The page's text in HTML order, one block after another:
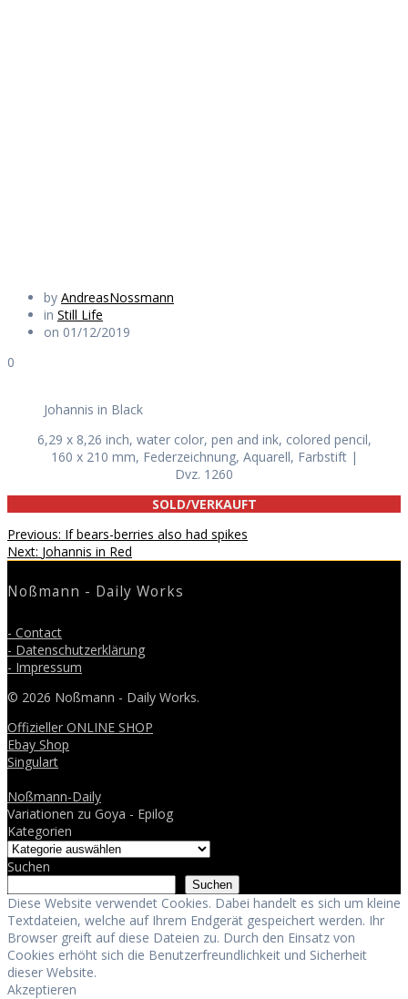
by AndreasNossmann
in Still Life
on 01/12/2019
0
Johannis in Black
6,29 x 8,26 inch, water color, pen and ink, colored pencil,
160 x 210 mm, Federzeichnung, Aquarell, Farbstift |
Dvz. 1260
SOLD/VERKAUFT
Beitragsnavigation
Previous: Previous
post:
If bears-berries also had spikes
Next: Next
Johannis in Red
Noßmann - Daily Works
- Contact
- Datenschutzerklärung
- Impressum
© 2026 Noßmann - Daily Works.
Offizieller ONLINE SHOP
Ebay Shop
Singulart
Noßmann-Daily
Variationen zu Goya - Epilog
Kategorien
Suchen
Suchen
Diese Website verwendet Cookies. Dabei handelt es sich um kleine
Textdateien, welche auf Ihrem Endgerät gespeichert werden. Ihr
Browser greift auf diese Dateien zu. Durch den Einsatz von
Cookies erhöht sich die Benutzerfreundlichkeit und Sicherheit
dieser Website.
Akzeptieren